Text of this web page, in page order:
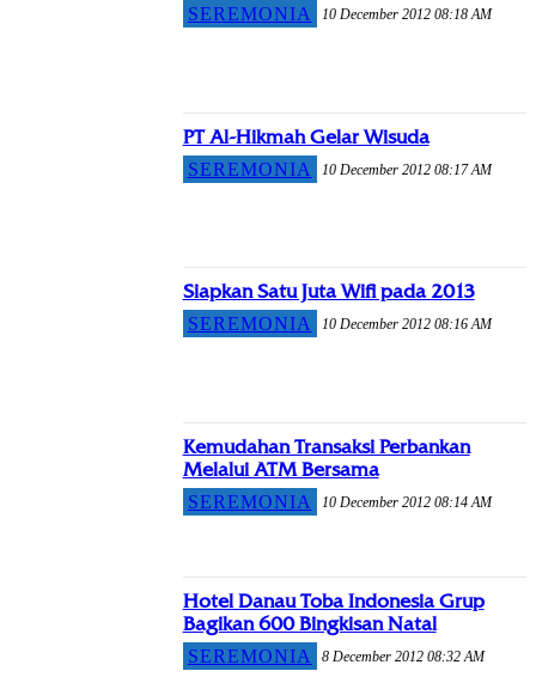
SEREMONIA 10 December 2012 08:18 AM
PT Al-Hikmah Gelar Wisuda
SEREMONIA 10 December 2012 08:17 AM
Siapkan Satu Juta Wifi pada 2013
SEREMONIA 10 December 2012 08:16 AM
Kemudahan Transaksi Perbankan
Melalui ATM Bersama
SEREMONIA 10 December 2012 08:14 AM
Hotel Danau Toba Indonesia Grup
Bagikan 600 Bingkisan Natal
SEREMONIA 8 December 2012 08:32 AM